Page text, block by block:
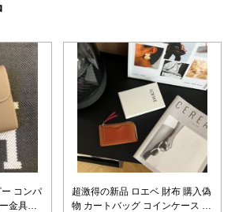
コンパ
金具仕
超激得の新品 ロエベ 財布 購入偽
物 カートバッグ コインケース 便